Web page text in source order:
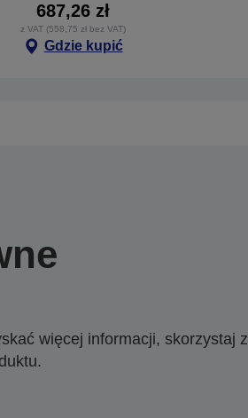
687,26 zł
z VAT (558,75 zł bez VAT)
Gdzie kupić
więcej informacji, skorzystaj z